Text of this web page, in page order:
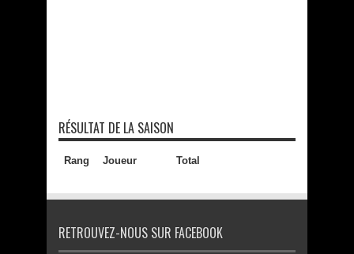
RÉSULTAT DE LA SAISON
Rang Joueur Total
RETROUVEZ-NOUS SUR FACEBOOK